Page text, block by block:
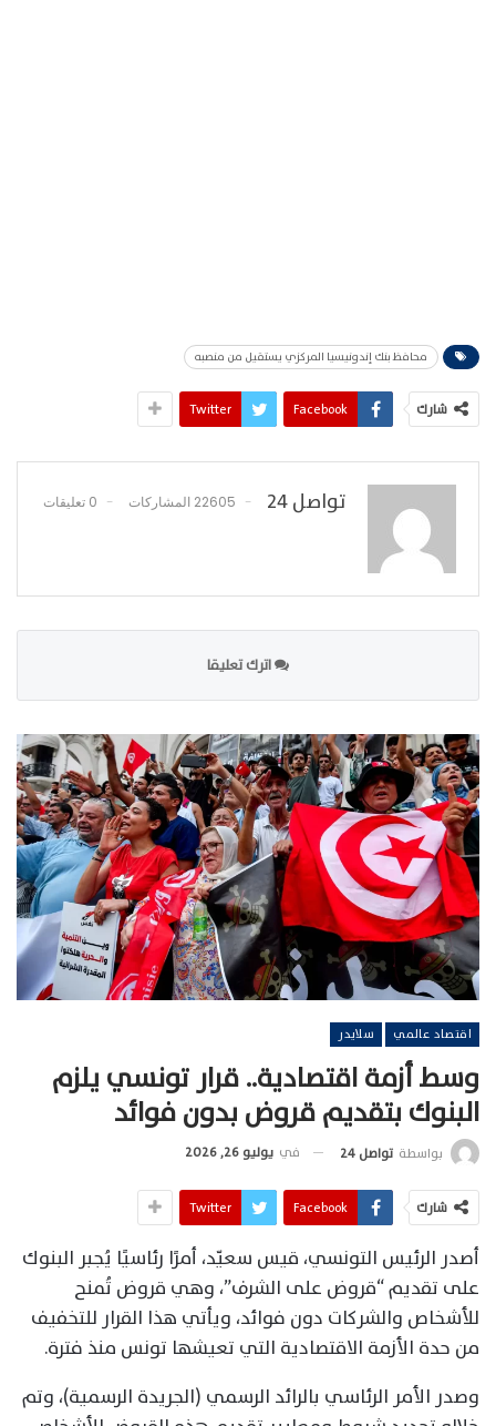
محافظ بنك إندونيسيا المركزي يستقيل من منصبه
شارك Facebook
Twitter
تواصل 24 22605 المشاركات 0 تعليقات
اترك تعليقا
اقتصاد عالمي سلايدر
وسط أزمة اقتصادية.. قرار تونسي يلزم
البنوك بتقديم قروض بدون فوائد
بواسطة تواصل 24 في يوليو 26, 2026
شارك Facebook
Twitter
أصدر الرئيس التونسي، قيس سعيّد، أمرًا رئاسيًا يُجبر البنوك
على تقديم “قروض على الشرف”، وهي قروض تُمنح
للأشخاص والشركات دون فوائد، ويأتي هذا القرار للتخفيف
من حدة الأزمة الاقتصادية التي تعيشها تونس منذ فترة.
وصدر الأمر الرئاسي بالرائد الرسمي (الجريدة الرسمية)، وتم